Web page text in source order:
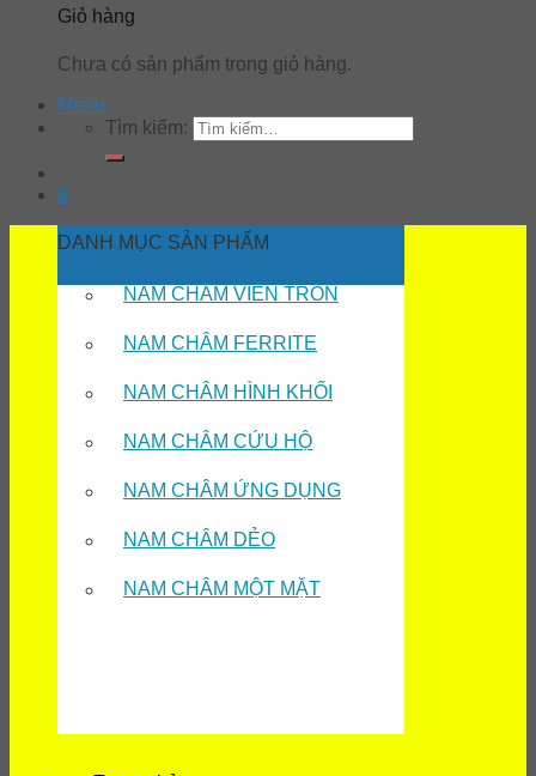
Giỏ hàng
Chưa có sản phẩm trong giỏ hàng.
Menu
Tìm kiếm:
0
DANH MỤC SẢN PHẨM
NAM CHÂM VIÊN TRÒN
NAM CHÂM FERRITE
NAM CHÂM HÌNH KHỐI
NAM CHÂM CỨU HỘ
NAM CHÂM ỨNG DỤNG
NAM CHÂM DẺO
NAM CHÂM MỘT MẶT